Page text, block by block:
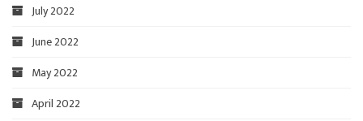
July 2022
June 2022
May 2022
April 2022